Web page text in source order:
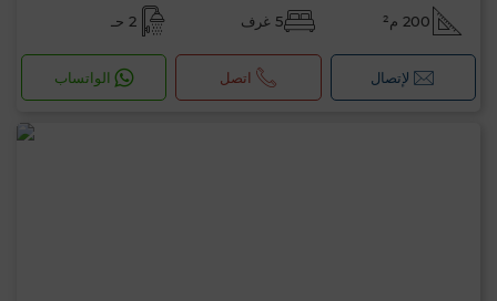
200 م² 5 غرف 2 حـ
لإتصال اتصل الواتساب